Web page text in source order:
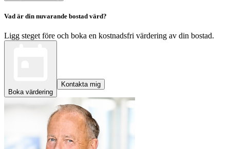
Vad är din nuvarande bostad värd?
Ligg steget före och boka en kostnadsfri värdering av din bostad.
Boka värdering
Kontakta mig